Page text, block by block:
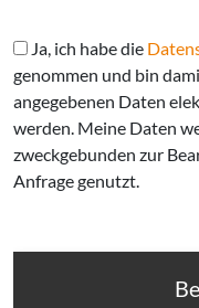
Ja, ich habe die
genommen und bin
angegebenen Daten
werden. Meine Daten
zweckgebunden zur
Anfrage genutzt.
lasse